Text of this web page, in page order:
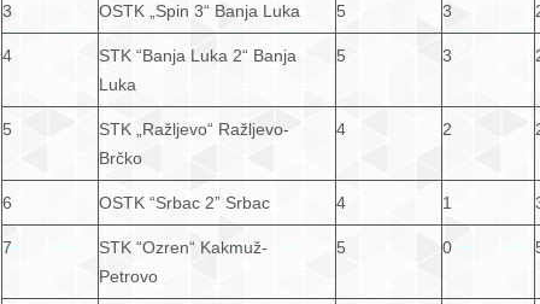
3 OSTK „Spin 3“ Banja Luka 5 3
4
STK “Banja Luka 2“ Banja
Luka
5 3
5
STK „Ražljevo“ Ražljevo-
Brčko
4 2
6 OSTK “Srbac 2” Srbac 4 1
7
STK “Ozren“ Kakmuž-
Petrovo
5 0